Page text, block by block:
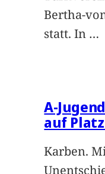
Bertha-
statt. In …
A-
auf
Karben.